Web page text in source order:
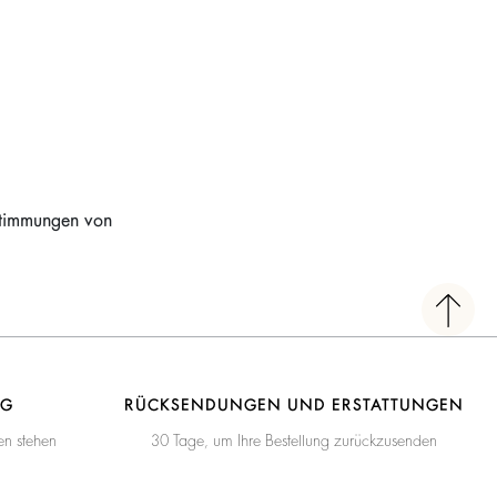
von
stehen
RÜCKSENDUNGEN UND ERSTATTUNGEN
30 Tage, um Ihre Bestellung zurückzusenden